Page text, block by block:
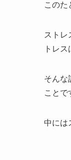
このた
ストレ
トレ
そんな
ことで
中には